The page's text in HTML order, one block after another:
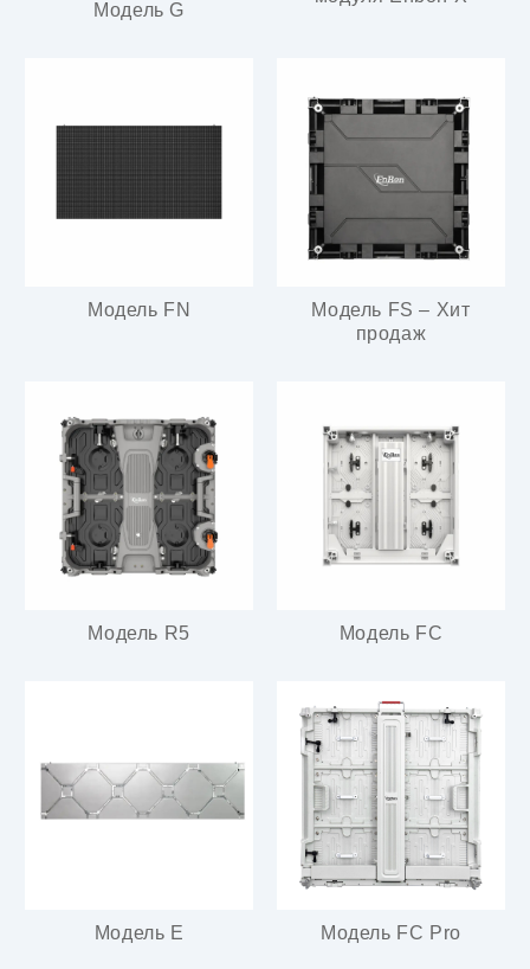
Модель G
Модель FN
Модель FS – Хит
продаж
Модель R5 Модель FC
Модель E Модель FC Pro